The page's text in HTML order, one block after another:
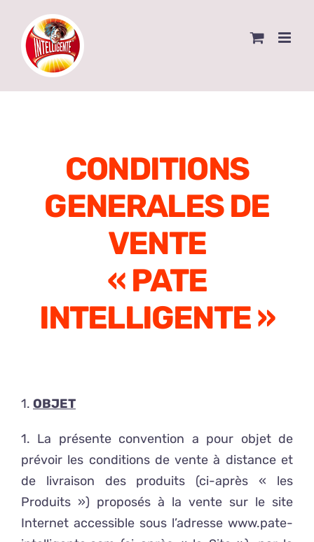
content
CONDITIONS
GENERALES DE
VENTE
« PATE
INTELLIGENTE »
1. OBJET
1. La présente convention a pour objet de
prévoir les conditions de vente à distance et
de livraison des produits (ci-après « les
Produits ») proposés à la vente sur le site
Internet accessible sous l’adresse www.pate-